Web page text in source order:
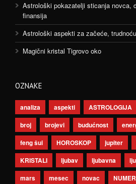
Astrološki pokazatelji sticanja novca,
finansija
Astrološki aspekti za začeće,
Magični kristal Tigrovo oko
OZNAKE
analiza aspekti ASTROLOGIJA
broj
brojevi budućnost
feng šui
HOROSKOP jupiter
KRISTALI
ljubav ljubavna
mars
mesec novac